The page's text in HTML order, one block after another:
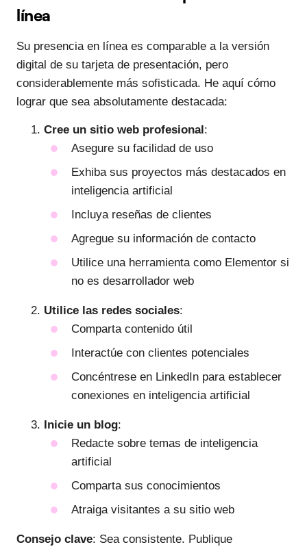
línea
Su presencia en línea es comparable a la versión
digital de su tarjeta de presentación, pero
considerablemente más sofisticada. He aquí cómo
lograr que sea absolutamente destacada:
Cree un sitio web profesional :
Asegure su facilidad de uso
Exhiba sus proyectos más destacados en
inteligencia artificial
Incluya reseñas de clientes
Agregue su información de contacto
Utilice una herramienta como Elementor si
no es desarrollador web
Utilice las redes sociales:
Comparta contenido útil
Interactúe con clientes potenciales
Concéntrese en LinkedIn para establecer
conexiones en inteligencia artificial
Inicie un blog:
Redacte sobre temas de inteligencia
artificial
Comparta sus conocimientos
Atraiga visitantes a su sitio web
Consejo clave: Sea consistente. Publique